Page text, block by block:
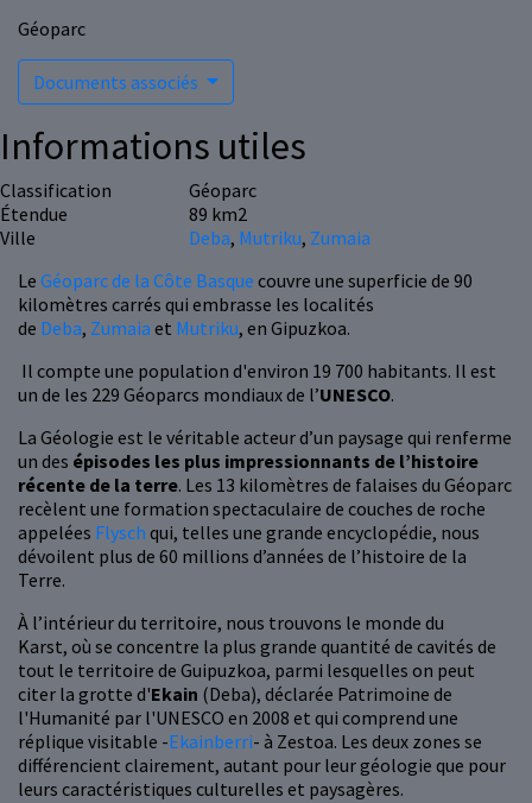
Géoparc
Documents associés
Le Géoparc de la Côte Basque couvre une superficie de 90
kilomètres carrés qui embrasse les localités
de Deba, Zumaia et Mutriku, en Gipuzkoa.
Il compte une population d'environ 19 700 habitants. Il est
un de les 229 Géoparcs mondiaux de l’UNESCO.
La Géologie est le véritable acteur d’un paysage qui renferme
un des épisodes les plus impressionnants de l’histoire
récente de la terre. Les 13 kilomètres de falaises du Géoparc
recèlent une formation spectaculaire de couches de roche
appelées Flysch qui, telles une grande encyclopédie, nous
dévoilent plus de 60 millions d’années de l’histoire de la
Terre.
À l’intérieur du territoire, nous trouvons le monde du
Karst, où se concentre la plus grande quantité de cavités de
tout le territoire de Guipuzkoa, parmi lesquelles on peut
citer la grotte d'Ekain (Deba), déclarée Patrimoine de
l'Humanité par l'UNESCO en 2008 et qui comprend une
réplique visitable -Ekainberri- à Zestoa. Les deux zones se
différencient clairement, autant pour leur géologie que pour
leurs caractéristiques culturelles et paysagères.
Informations utiles
Classification
Géoparc
Étendue
89 km2
Ville
Deba, Mutriku, Zumaia